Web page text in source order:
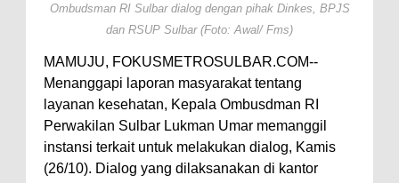
Ombudsman RI Sulbar dialog dengan pihak Dinkes, BPJS
dan RSUP Sulbar (Foto: Awal/ Fms)
MAMUJU, FOKUSMETROSULBAR.COM--
Menanggapi laporan masyarakat tentang
layanan kesehatan, Kepala Ombusdman RI
Perwakilan Sulbar Lukman Umar memanggil
instansi terkait untuk melakukan dialog, Kamis
(26/10). Dialog yang dilaksanakan di kantor